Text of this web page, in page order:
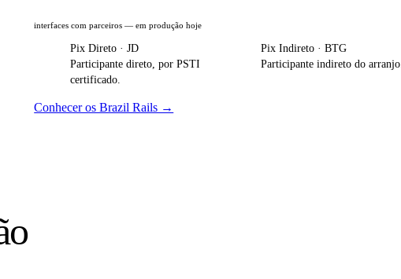
interfaces com parceiros — em produção hoje
Pix Direto · JD
Participante direto, por PSTI
certificado.
Pix Indireto · BTG
Participante indireto do arranjo.
Conhecer os Brazil Rails →